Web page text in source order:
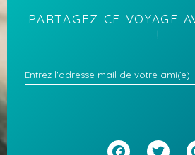
PARTAGEZ CE VOYAGE
!